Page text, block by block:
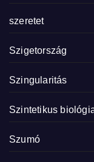
szeretet
Szigetország
Szingularitás
Szintetikus
Szumó